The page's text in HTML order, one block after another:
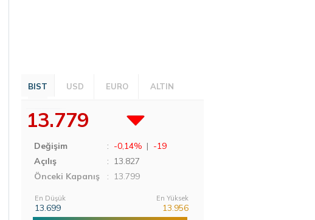
BIST USD EURO ALTIN
13.779
Değişim : -0,14% | -19
Açılış
: 13.827
Önceki Kapanış
: 13.799
En Düşük
13.699
En Yüksek
13.956